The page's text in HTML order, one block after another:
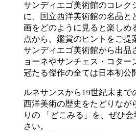
サンディエゴ美術館のコレク
に、国立西洋美術館の名品と
画をどのように見ると楽しめ
点から、鑑賞のヒントをご提
サンディエゴ美術館から出品
ョーネやサンチェス・コター
冠たる傑作の全ては日本初公
ルネサンスから19世紀末まで
西洋美術の歴史をたどりなが
りの 「どこみる」を、ぜひ
さい。